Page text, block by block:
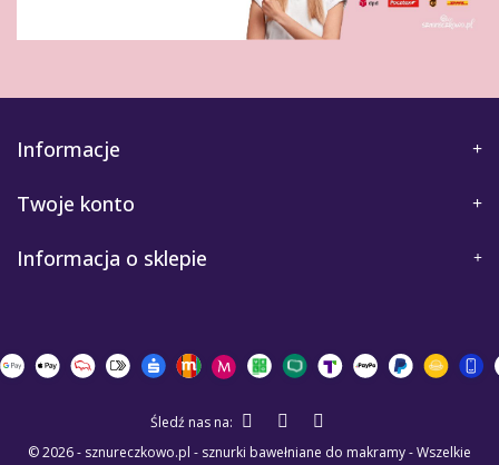
Informacje
Twoje konto
Informacja o sklepie
© 2026 - sznureczkowo.pl - sznurki bawełniane do makramy - Wszelkie
Śledź nas na: